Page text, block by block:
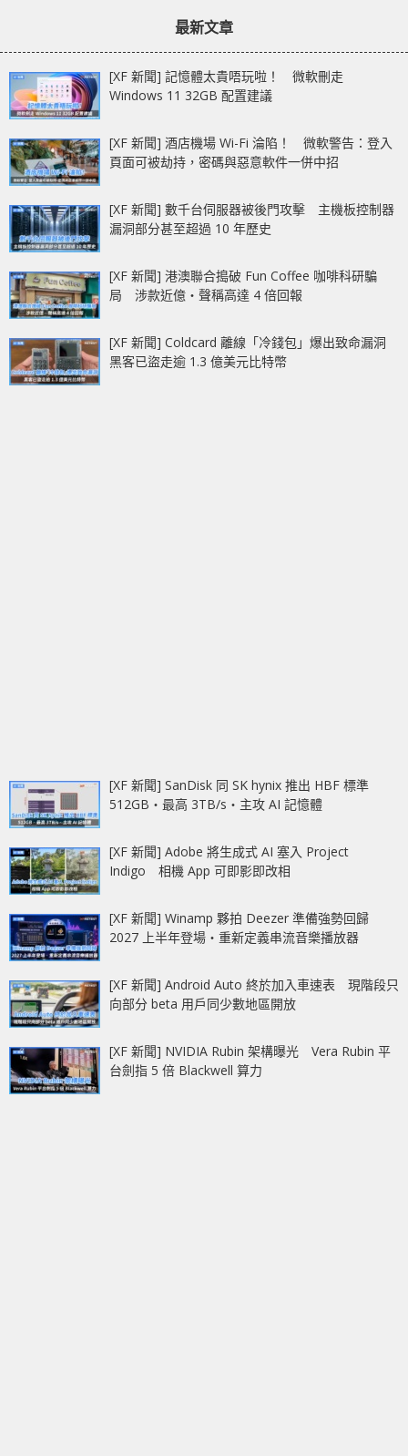
最新文章
[XF 新聞] 記憶體太貴唔玩啦！ 微軟刪走
Windows 11 32GB 配置建議
[XF 新聞] 酒店機場 Wi-Fi 淪陷！ 微軟警告：登入
頁面可被劫持，密碼與惡意軟件一併中招
[XF 新聞] 數千台伺服器被後門攻擊 主機板控制器
漏洞部分甚至超過 10 年歷史
[XF 新聞] 港澳聯合搗破 Fun Coffee 咖啡科研騙
局 涉款近億‧聲稱高達 4 倍回報
[XF 新聞] Coldcard 離線「冷錢包」爆出致命漏洞
黑客已盜走逾 1.3 億美元比特幣
[XF 新聞] SanDisk 同 SK hynix 推出 HBF 標準
512GB‧最高 3TB/s‧主攻 AI 記憶體
[XF 新聞] Adobe 將生成式 AI 塞入 Project
Indigo 相機 App 可即影即改相
[XF 新聞] Winamp 夥拍 Deezer 準備強勢回歸
2027 上半年登場‧重新定義串流音樂播放器
[XF 新聞] Android Auto 終於加入車速表 現階段只
向部分 beta 用戶同少數地區開放
[XF 新聞] NVIDIA Rubin 架構曝光 Vera Rubin 平
台劍指 5 倍 Blackwell 算力